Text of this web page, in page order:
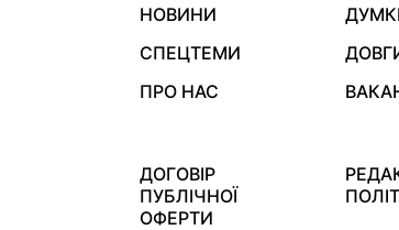
НОВИНИ
СПЕЦТЕМИ
ПРО НАС
ДОГОВІР
ПУБЛІЧНОЇ
ОФЕРТИ